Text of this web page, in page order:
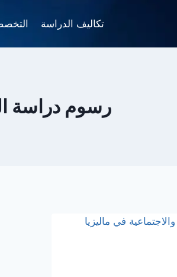
تكاليف الدراسة
رسوم دراسة